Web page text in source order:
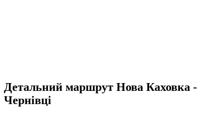
Детальний маршрут Нова Каховка -
Чернівці